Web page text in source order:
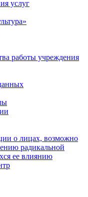
услуг
работы учреждения
о лицах, возможно
радикальной
ее влиянию